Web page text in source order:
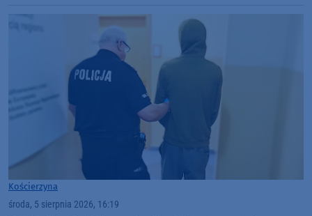
Kościerzyna
środa, 5 sierpnia 2026, 16:19